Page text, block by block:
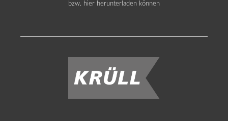
bzw. hier herunterladen können